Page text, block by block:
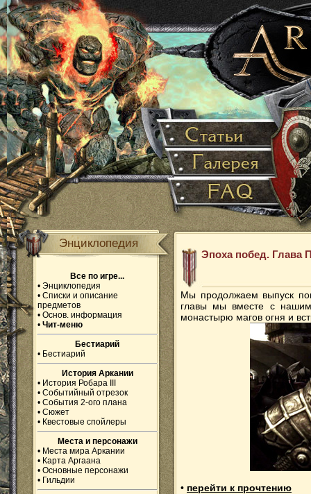
Энциклопедия
Все по игре...
• Энциклопедия
• Списки и описание
предметов
• Основ. информация
• Чит-меню
Бестиарий
• Бестиарий
История Аркании
• История Робара III
• Событийный отрезок
• События 2-ого плана
• Сюжет
• Квестовые спойлеры
Места и персонажи
• Места мира Аркании
• Карта Аргаана
• Основные персонажи
• Гильдии
Эпоха побед. Глава
Мы продолжаем выпуск
главы мы вместе с
монастырю магов огня и
• перейти к прочтению